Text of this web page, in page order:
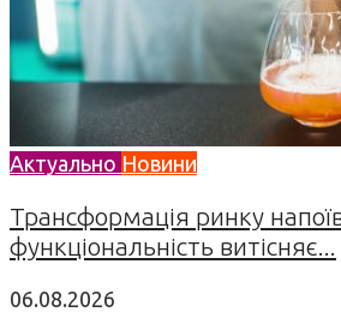
Актуально Новини
Трансформація ринку
функціональність витісняє...
06.08.2026